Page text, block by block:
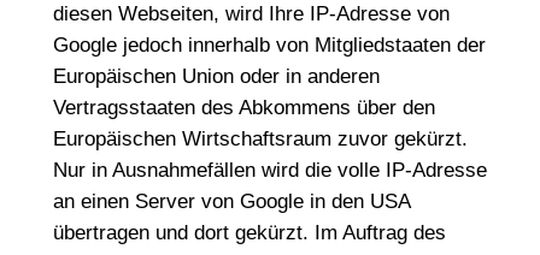
diesen Webseiten, wird Ihre IP-Adresse von
Google jedoch innerhalb von Mitgliedstaaten der
Europäischen Union oder in anderen
Vertragsstaaten des Abkommens über den
Europäischen Wirtschaftsraum zuvor gekürzt.
Nur in Ausnahmefällen wird die volle IP-Adresse
an einen Server von Google in den USA
übertragen und dort gekürzt. Im Auftrag des